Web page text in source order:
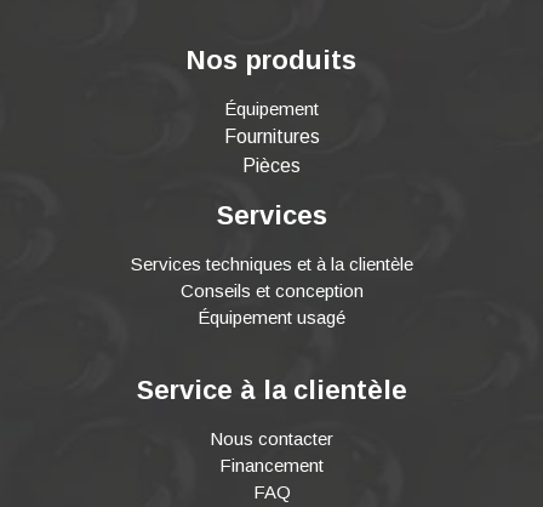
Nos produits
Équipement
Fournitures
Pièces
Services
Services techniques et à la clientèle
Conseils et conception
Équipement usagé
Service à la clientèle
Nous contacter
Financement
FAQ